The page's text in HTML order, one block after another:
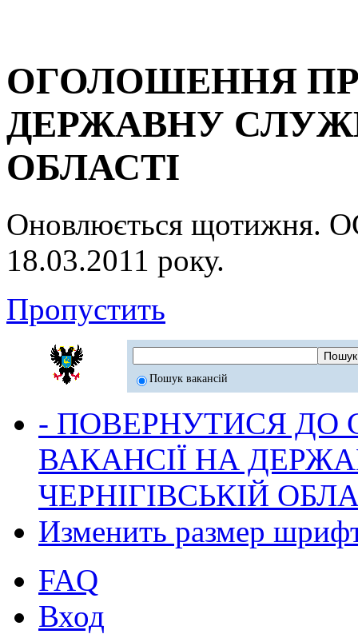
ОГОЛОШЕННЯ
ДЕРЖАВНУ
ОБЛАСТІ
Оновлюється
18.03.2011 року.
Пропустить
Пошук вакансій
- ПОВЕРНУТИСЯ ДО
ВАКАНСІЇ НА
ЧЕРНІГІВСЬКІЙ
Изменить размер
FAQ
Вход